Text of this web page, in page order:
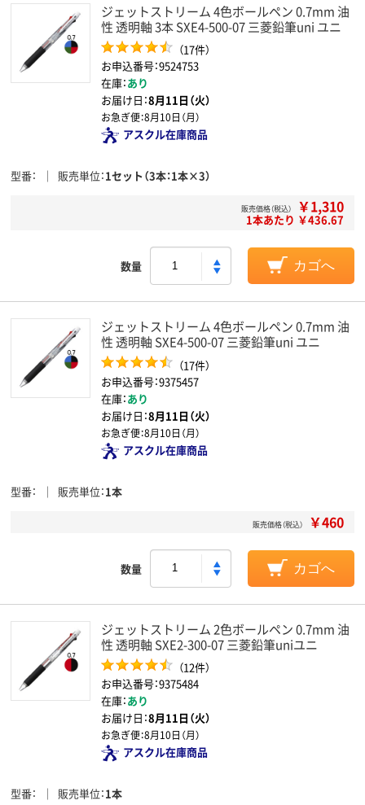
ジェットストリーム 4色ボールペン 0.7mm 油
性 透明軸 3本 SXE4-500-07 三菱鉛筆uni ユニ
（17件）
お申込番号：9524753
在庫：あり
お届け日：8月11日（火）
お急ぎ便：8月10日（月）
アスクル在庫商品
型番 販売単位 1セット（3本：1本×3）
販売価格（税込） ￥1,310
1本あたり ￥436.67
数量 カゴへ
ジェットストリーム 4色ボールペン 0.7mm 油
性 透明軸 SXE4-500-07 三菱鉛筆uni ユニ
（17件）
お申込番号：9375457
在庫：あり
お届け日：8月11日（火）
お急ぎ便：8月10日（月）
アスクル在庫商品
型番 販売単位 1本
販売価格（税込） ￥460
数量 カゴへ
ジェットストリーム 2色ボールペン 0.7mm 油
性 透明軸 SXE2-300-07 三菱鉛筆uniユニ
（12件）
お申込番号：9375484
在庫：あり
お届け日：8月11日（火）
お急ぎ便：8月10日（月）
アスクル在庫商品
型番 販売単位 1本